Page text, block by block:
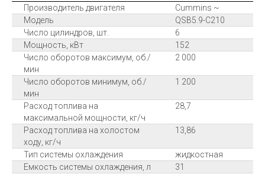
Производитель двигателя
Cummins ~
Модель
QSB5.9-C210
Число цилиндров, шт.
6
Мощность, кВт
152
Число оборотов максимум, об./
мин
2 000
Число оборотов минимум, об./
мин
1 200
Расход топлива на
максимальной мощности, кг/ч
28,7
Расход топлива на холостом
ходу, кг/ч
13,86
Тип системы охлаждения
жидкостная
Емкость системы охлаждения, л
31